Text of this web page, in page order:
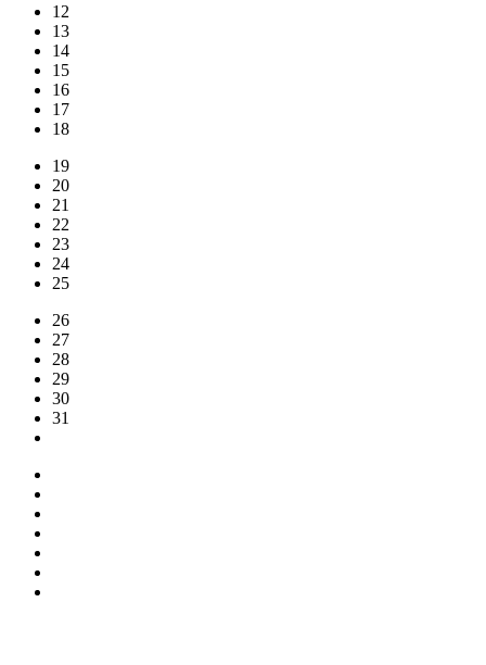
12
13
14
15
16
17
18
19
20
21
22
23
24
25
26
27
28
29
30
31